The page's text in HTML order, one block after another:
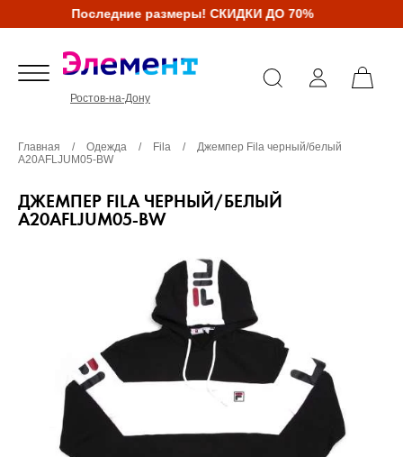
Последние размеры! СКИДКИ ДО 70%
Ростов-на-Дону
Главная / Одежда / Fila /
Джемпер Fila черный/белый
A20AFLJUM05-BW
ДЖЕМПЕР FILA ЧЕРНЫЙ/БЕЛЫЙ
A20AFLJUM05-BW